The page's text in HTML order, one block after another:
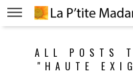
VIVRE
PROPOSALL POSTS
"HAUTE